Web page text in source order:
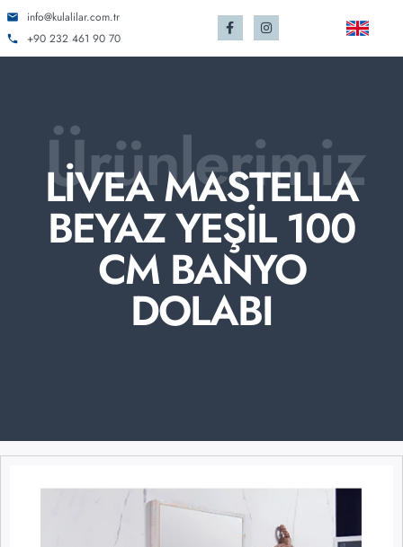
info@kulalilar.com.tr
+90 232 461 90 70
Ürünlerimiz
LİVEA MASTELLA
BEYAZ YEŞİL 100
CM BANYO
DOLABI